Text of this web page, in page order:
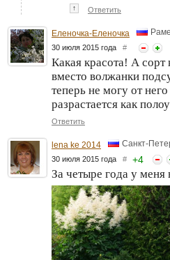
↑ Ответить
Еленочка-Еленочка
30 июля 2015 года #
Какая красота! А сорт
вместо волжанки
теперь не могу от
разрастается как
Ответить
lena ke 2014 Санкт-
30 июля 2015 года # +4
За четыре года у меня